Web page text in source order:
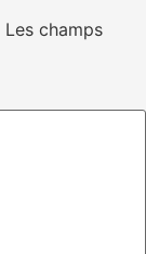
Les champs